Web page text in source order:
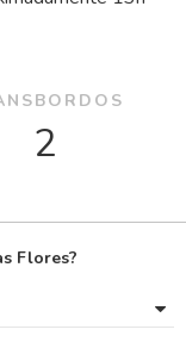
2
Flores?